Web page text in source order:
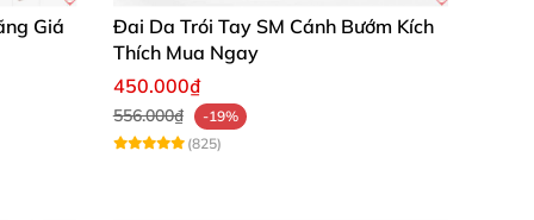
Giá
Đai Da Trói Tay SM Cánh Bướm Kích
Thích Mua Ngay
450.000₫
556.000₫
-19%
(825)